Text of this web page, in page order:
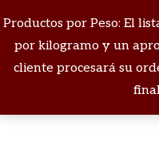
Productos por Peso: El
por kilogramo y un
cliente procesará su